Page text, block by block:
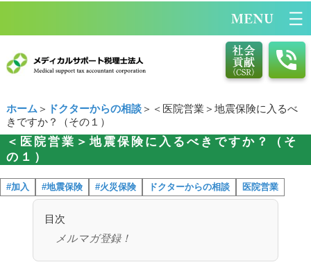
ホーム ＞ ドクターからの相談＞＜医院営業＞地震保険に入るべ
きですか？（その１）
＜医院営業＞地震保険に入るべきですか？（そ
の１）
#加入 #地震保険 #火災保険 ドクターからの相談 医院営業
目次
メルマガ登録！